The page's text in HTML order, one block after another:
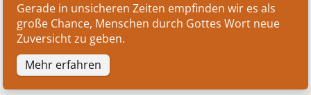
Gerade in unsicheren Zeiten empfinden wir es als
große Chance, Menschen durch Gottes Wort neue
Zuversicht zu geben.
Mehr erfahren